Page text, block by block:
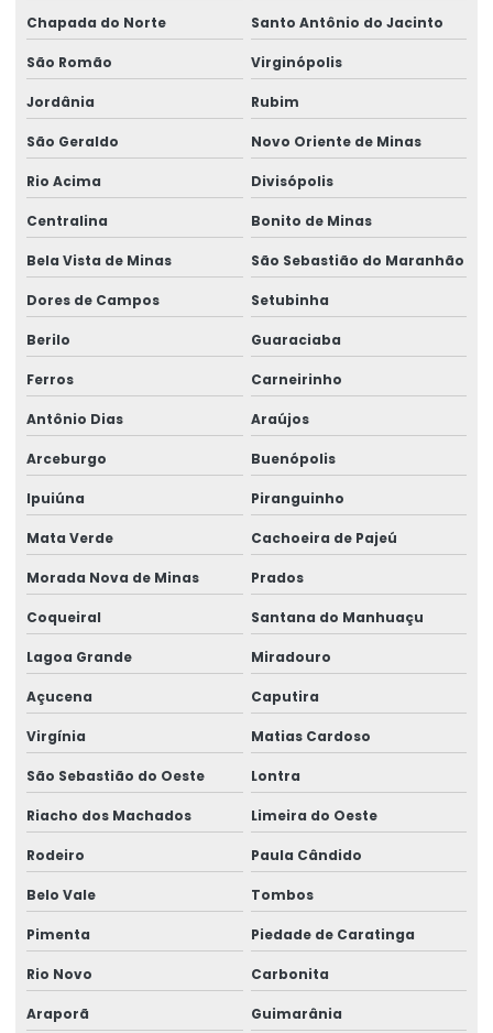
Chapada do Norte Santo Antônio do Jacinto
São Romão Virginópolis
Jordânia Rubim
São Geraldo Novo Oriente de Minas
Rio Acima Divisópolis
Centralina Bonito de Minas
Bela Vista de Minas São Sebastião do Maranhão
Dores de Campos Setubinha
Berilo Guaraciaba
Ferros Carneirinho
Antônio Dias Araújos
Arceburgo Buenópolis
Ipuiúna Piranguinho
Mata Verde Cachoeira de Pajeú
Morada Nova de Minas Prados
Coqueiral Santana do Manhuaçu
Lagoa Grande Miradouro
Açucena Caputira
Virgínia Matias Cardoso
São Sebastião do Oeste Lontra
Riacho dos Machados Limeira do Oeste
Rodeiro Paula Cândido
Belo Vale Tombos
Pimenta Piedade de Caratinga
Rio Novo Carbonita
Araporã Guimarânia